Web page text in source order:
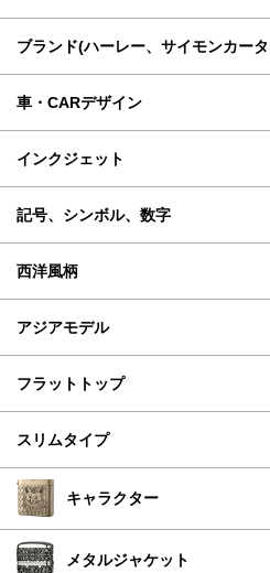
ブランド(ハーレー、サイモンカー
車・CARデザイン
インクジェット
記号、シンボル、数字
西洋風柄
アジアモデル
フラットトップ
スリムタイプ
キャラクター
メタルジャケット